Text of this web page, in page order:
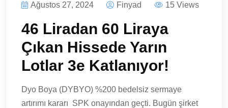
Ağustos 27, 2024 Finyad 15 Views
46 Liradan 60 Liraya
Çıkan Hissede Yarın
Lotlar 3e Katlanıyor!
Dyo Boya (DYBYO) %200 bedelsiz sermaye
artırımı kararı SPK onayından geçti. Bugün şirket